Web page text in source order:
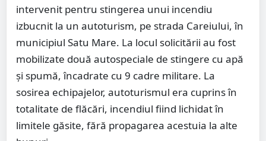
intervenit pentru stingerea unui incendiu
izbucnit la un autoturism, pe strada Careiului, în
municipiul Satu Mare. La locul solicitării au fost
mobilizate două autospeciale de stingere cu apă
și spumă, încadrate cu 9 cadre militare. La
sosirea echipajelor, autoturismul era cuprins în
totalitate de flăcări, incendiul fiind lichidat în
limitele găsite, fără propagarea acestuia la alte